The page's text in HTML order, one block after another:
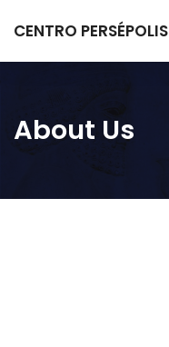
CENTRO PERSÉPOLIS
About Us